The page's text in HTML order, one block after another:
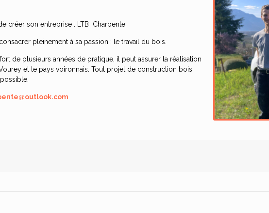
créer son entreprise : LTB Charpente.
pleinement à sa passion : le travail du bois.
de plusieurs années de pratique, il peut assurer la réalisation
et le pays voironnais. Tout projet de construction bois